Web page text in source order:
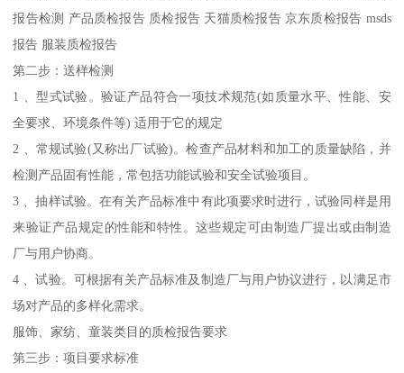
报告检测 产品质检报告 质检报告 天猫质检报告 京东质检报告 msds
报告 服装质检报告
第二步：送样检测
1 、型式试验。验证产品符合一项技术规范(如质量水平、性能、安
全要求、环境条件等) 适用于它的规定
2 、常规试验(又称出厂试验)。检查产品材料和加工的质量缺陷，并
检测产品固有性能，常包括功能试验和安全试验项目。
3 、抽样试验。在有关产品标准中有此项要求时进行，试验同样是用
来验证产品规定的性能和特性。这些规定可由制造厂提出或由制造
厂与用户协商。
4 、试验。可根据有关产品标准及制造厂与用户协议进行，以满足市
场对产品的多样化需求。
服饰、家纺、童装类目的质检报告要求
第三步：项目要求标准